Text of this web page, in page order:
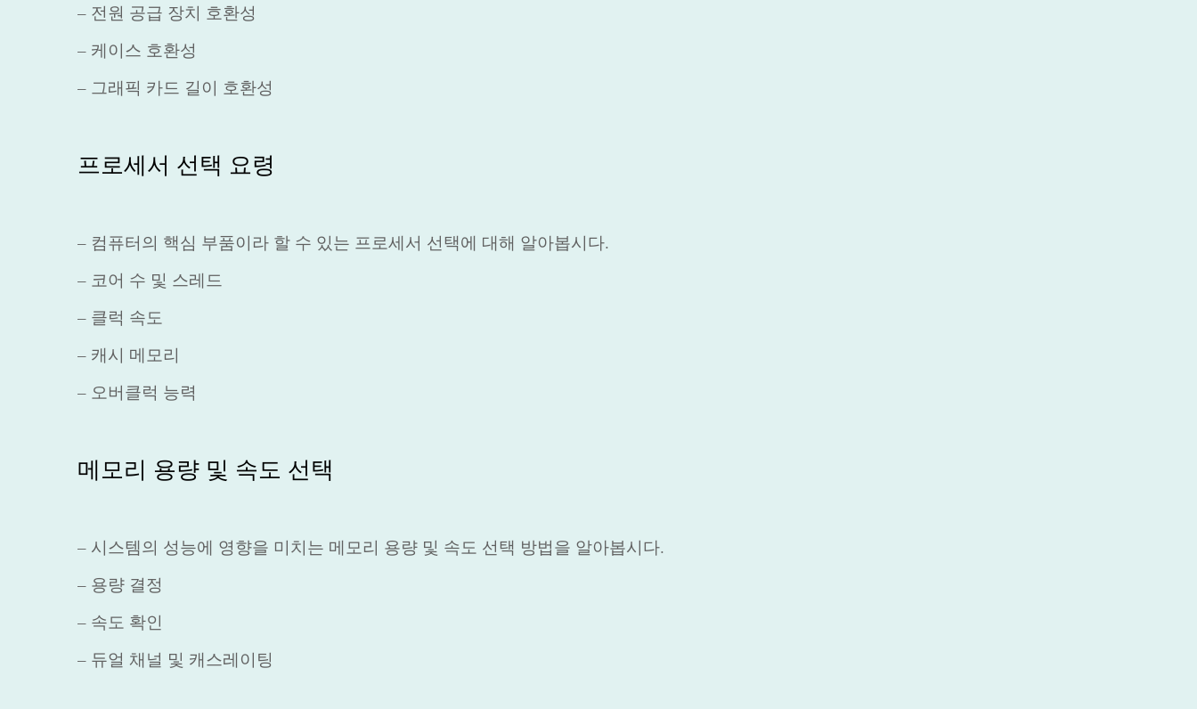
– 전원 공급 장치 호환성
– 케이스 호환성
– 그래픽 카드 길이 호환성
프로세서 선택 요령
– 컴퓨터의 핵심 부품이라 할 수 있는 프로세서 선택에 대해 알아봅시다.
– 코어 수 및 스레드
– 클럭 속도
– 캐시 메모리
– 오버클럭 능력
메모리 용량 및 속도 선택
– 시스템의 성능에 영향을 미치는 메모리 용량 및 속도 선택 방법을 알아봅시다.
– 용량 결정
– 속도 확인
– 듀얼 채널 및 캐스레이팅